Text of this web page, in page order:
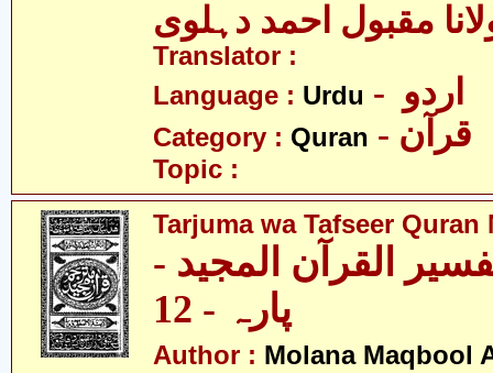
مقبول احمد دہلوی
Translator :
Language : Urdu
Category : Quran - قرآن
Topic :
Tarjuma wa Tafseer Quran
القرآن المجید -
پارہ - 12
Author : Molana Maqbool